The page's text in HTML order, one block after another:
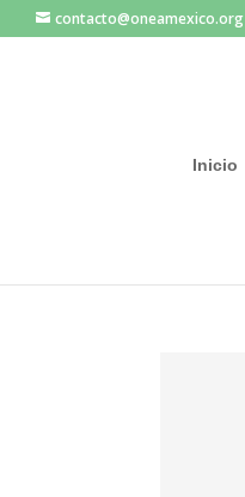
contacto@oneamexico.org
Inicio